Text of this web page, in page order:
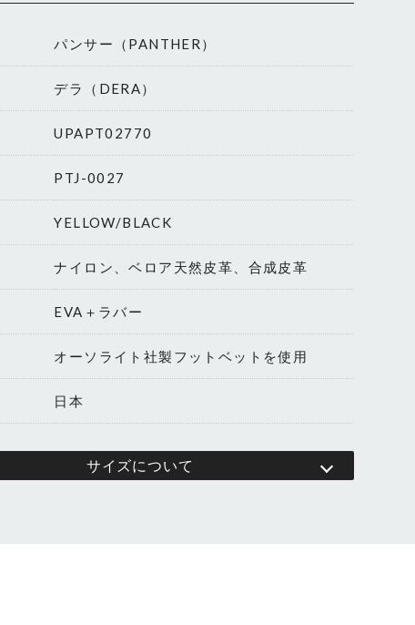
パンサー（PANTHER）
デラ（DERA）
UPAPT02770
PTJ-0027
YELLOW/BLACK
ナイロン、ベロア天然皮革、合成皮革
EVA＋ラバー
オーソライト社製フットベットを使用
日本
サイズについて